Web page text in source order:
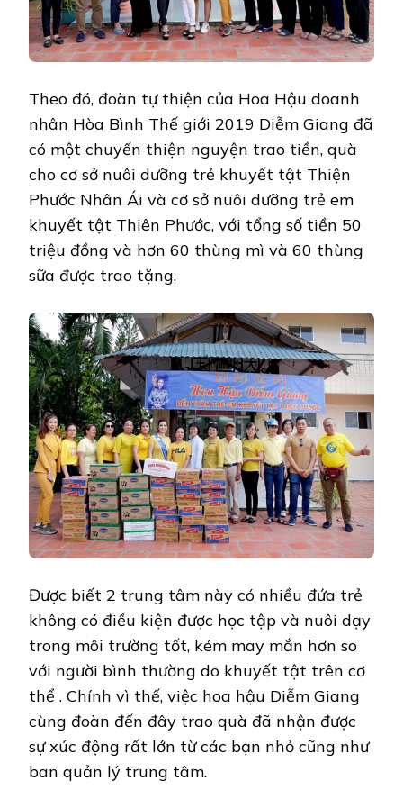
Theo đó, đoàn tự thiện của Hoa Hậu doanh
nhân Hòa Bình Thế giới 2019 Diễm Giang đã
có một chuyến thiện nguyện trao tiền, quà
cho cơ sở nuôi dưỡng trẻ khuyết tật Thiện
Phước Nhân Ái và cơ sở nuôi dưỡng trẻ em
khuyết tật Thiên Phước, với tổng số tiền 50
triệu đồng và hơn 60 thùng mì và 60 thùng
sữa được trao tặng.
Được biết 2 trung tâm này có nhiều đứa trẻ
không có điều kiện được học tập và nuôi dạy
trong môi trường tốt, kém may mắn hơn so
với người bình thường do khuyết tật trên cơ
thể . Chính vì thế, việc hoa hậu Diễm Giang
cùng đoàn đến đây trao quà đã nhận được
sự xúc động rất lớn từ các bạn nhỏ cũng như
ban quản lý trung tâm.